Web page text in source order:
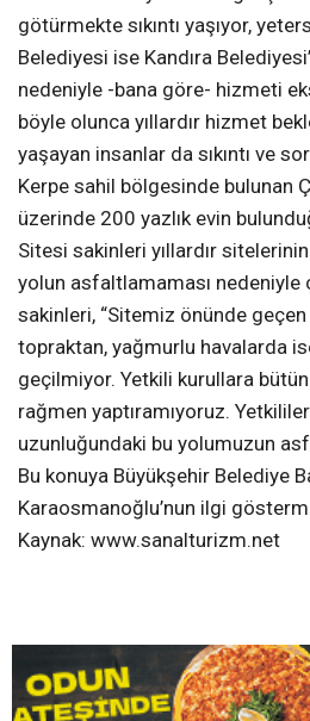
KANDIRA bölgesi her geçen gün
Turizm bölgesi ilan edilip
yerli ve yabancı zenginlerde
kapmak, yazlık ve site yapmak
Kandıra Belediyesi hızla
götürmekte sıkıntı yaşıyor,
Belediyesi ise Kandıra
nedeniyle -bana göre- hizmeti
böyle olunca yıllardır hizmet
yaşayan insanlar da sıkıntı ve
Kerpe sahil bölgesinde bulunan
sakinleri, “Sitemiz önünde geçen
topraktan, yağmurlu havalarda